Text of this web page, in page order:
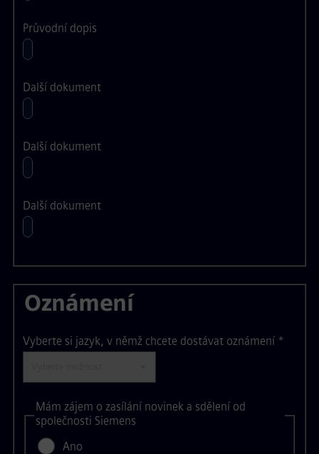
Průvodní dopis
Další dokument
Další dokument
Další dokument
Oznámení
Vyberte si jazyk, v němž chcete dostávat oznámení *
Mám zájem o zasílání novinek a sdělení od
společnosti Siemens
Ano